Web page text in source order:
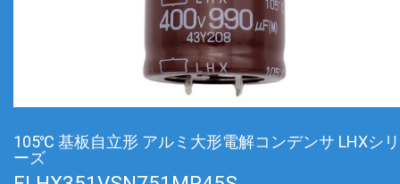
105℃ 基板自立形 アルミ大形電解コンデンサ LHXシリ
ーズ